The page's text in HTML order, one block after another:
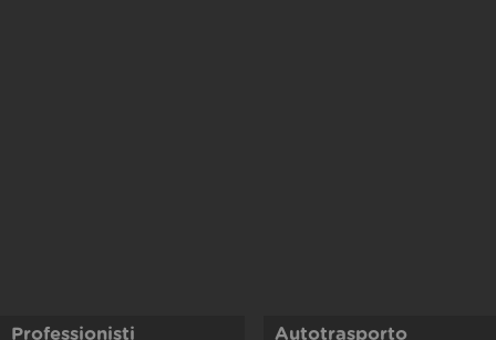
Professionisti Autotrasporto